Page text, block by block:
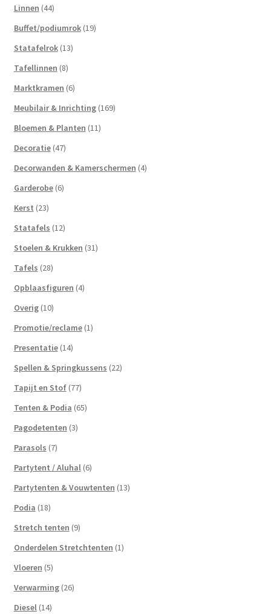
Linnen (44)
Buffet/podiumrok (19)
Statafelrok (13)
Tafellinnen (8)
Marktkramen (6)
Meubilair & Inrichting (169)
Bloemen & Planten (11)
Decoratie (47)
Decorwanden & Kamerschermen (4)
Garderobe (6)
Kerst (23)
Statafels (12)
Stoelen & Krukken (31)
Tafels (28)
Opblaasfiguren (4)
Overig (10)
Promotie/reclame (1)
Presentatie (14)
Spellen & Springkussens (22)
Tapijt en Stof (77)
Tenten & Podia (65)
Pagodetenten (3)
Parasols (7)
Partytent / Aluhal (6)
Partytenten & Vouwtenten (13)
Podia (18)
Stretch tenten (9)
Onderdelen Stretchtenten (1)
Vloeren (5)
Verwarming (26)
Diesel (14)